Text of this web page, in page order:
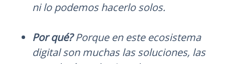
ni lo podemos hacerlo solos.
Por qué?Porque en este ecosistema
digital son muchas las soluciones, las